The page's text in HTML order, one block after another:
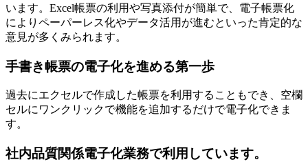
います。Excel帳票の利用や写真添付が簡単で、電子帳票化
によりペーパーレス化やデータ活用が進むといった肯定的な
意見が多くみられます。
手書き帳票の電子化を進める第一歩
過去にエクセルで作成した帳票を利用することもでき、空欄
セルにワンクリックで機能を追加するだけで電子化できま
す。
社内品質関係電子化業務で利用しています。